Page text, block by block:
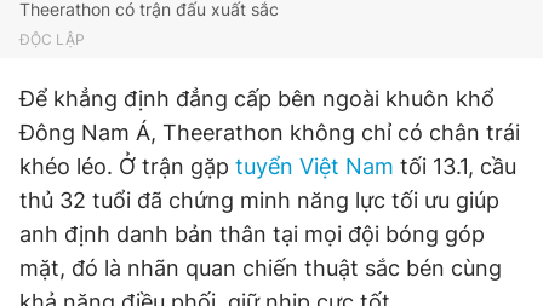
Theerathon có trận đấu xuất sắc
ĐỘC LẬP
Để khẳng định đẳng cấp bên ngoài khuôn khổ
Đông Nam Á, Theerathon không chỉ có chân trái
khéo léo. Ở trận gặp tuyển Việt Nam tối 13.1, cầu
thủ 32 tuổi đã chứng minh năng lực tối ưu giúp
anh định danh bản thân tại mọi đội bóng góp
mặt, đó là nhãn quan chiến thuật sắc bén cùng